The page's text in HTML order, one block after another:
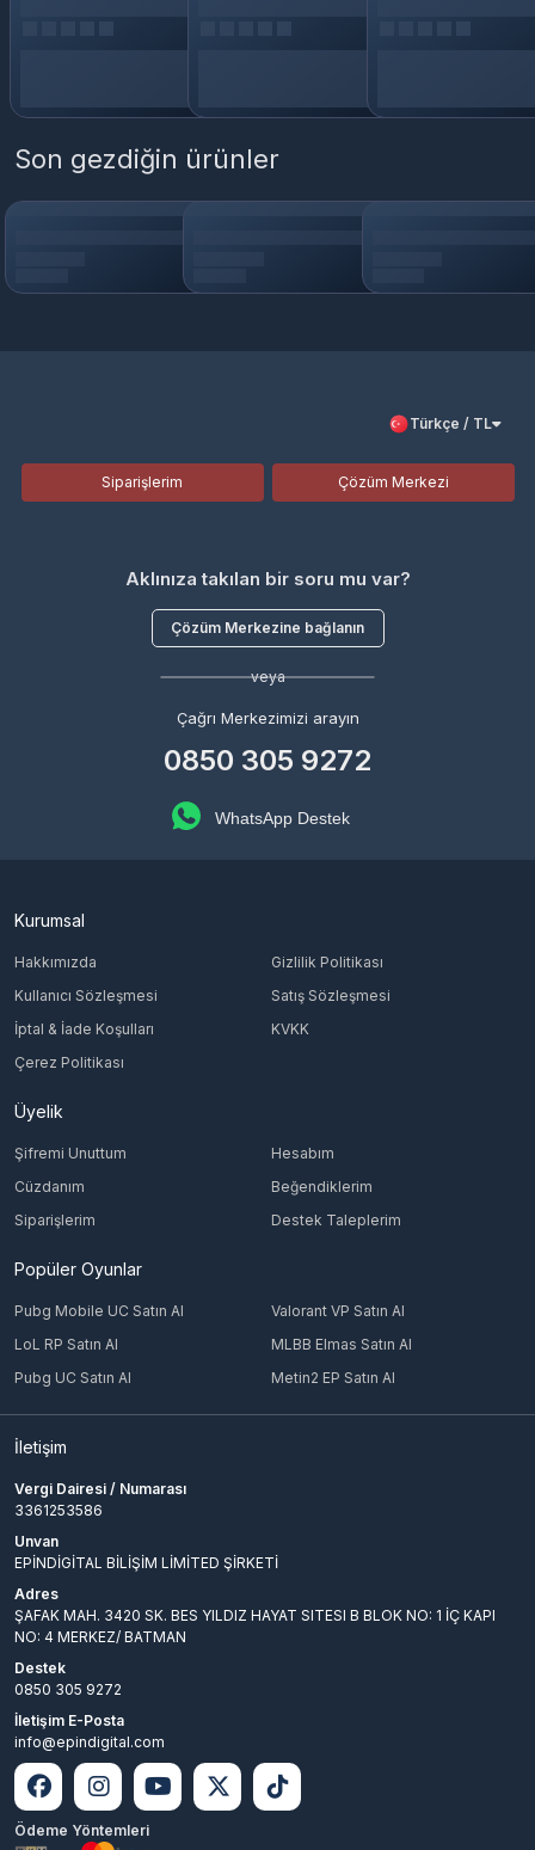
Son gezdiğin ürünler
Türkçe / TL
Siparişlerim Çözüm Merkezi
Aklınıza takılan bir soru mu var?
Çözüm Merkezine bağlanın
veya
Çağrı Merkezimizi arayın
0850 305 9272
WhatsApp Destek
Kurumsal
Hakkımızda
Gizlilik Politikası
Kullanıcı Sözleşmesi
Satış Sözleşmesi
İptal & İade Koşulları
KVKK
Çerez Politikası
Üyelik
Şifremi Unuttum
Hesabım
Cüzdanım
Beğendiklerim
Siparişlerim
Destek Taleplerim
Popüler Oyunlar
Pubg Mobile UC Satın Al
Valorant VP Satın Al
LoL RP Satın Al
MLBB Elmas Satın Al
Pubg UC Satın Al
Metin2 EP Satın Al
İletişim
Vergi Dairesi / Numarası
3361253586
Unvan
EPİNDİGİTAL BİLİŞİM LİMİTED ŞİRKETİ
Adres
ŞAFAK MAH. 3420 SK. BES YILDIZ HAYAT SITESI B BLOK NO: 1 İÇ KAPI
NO: 4 MERKEZ/ BATMAN
Destek
0850 305 9272
İletişim E-Posta
info@epindigital.com
Ödeme Yöntemleri